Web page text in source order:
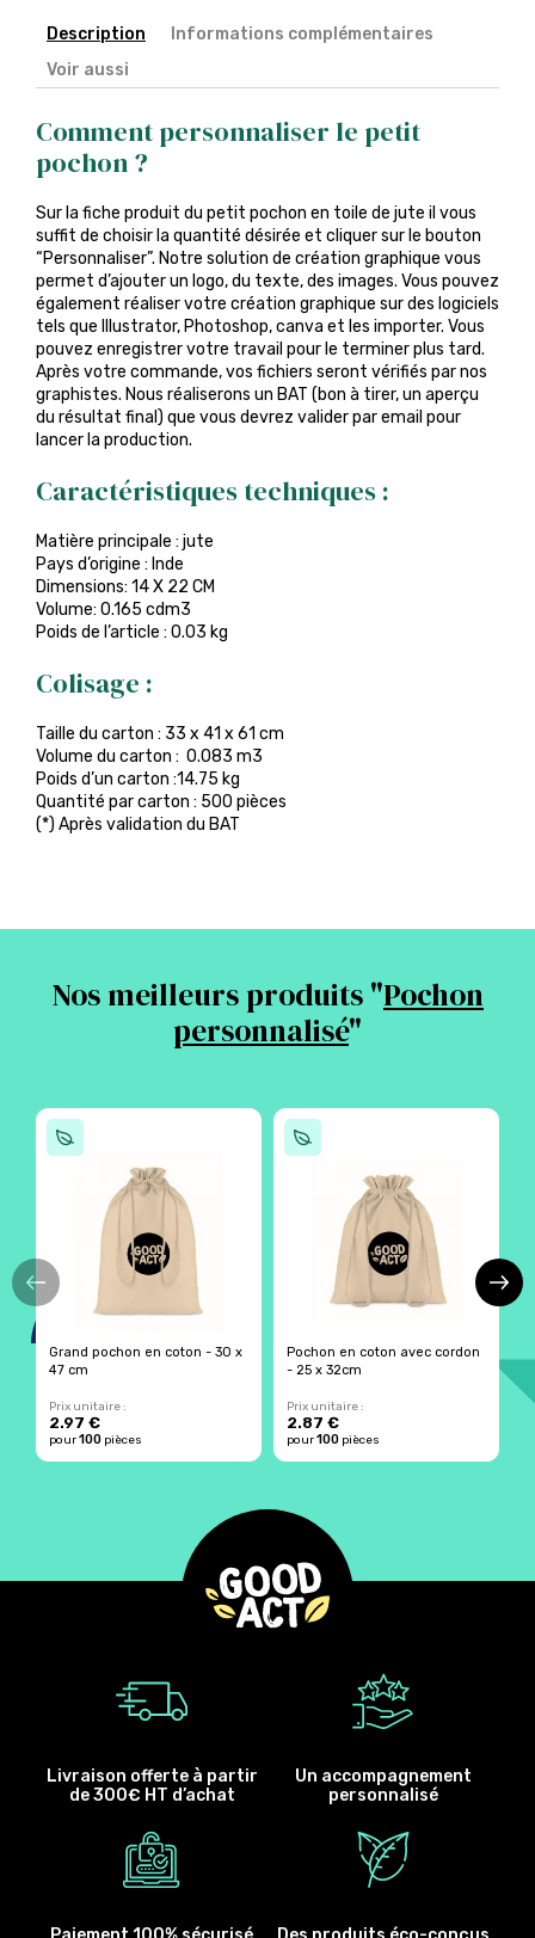
Description
Informations complémentaires
Voir aussi
Comment personnaliser le petit
pochon ?
Sur la fiche produit du petit pochon en toile de jute il vous
suffit de choisir la quantité désirée et cliquer sur le bouton
“Personnaliser”. Notre solution de création graphique vous
permet d’ajouter un logo, du texte, des images. Vous pouvez
également réaliser votre création graphique sur des logiciels
tels que Illustrator, Photoshop, canva et les importer. Vous
pouvez enregistrer votre travail pour le terminer plus tard.
Après votre commande, vos fichiers seront vérifiés par nos
graphistes. Nous réaliserons un BAT (bon à tirer, un aperçu
du résultat final) que vous devrez valider par email pour
lancer la production.
Caractéristiques techniques :
Matière principale : jute
Pays d’origine : Inde
Dimensions: 14 X 22 CM
Volume: 0.165 cdm3
Poids de l’article : 0.03 kg
Colisage :
Taille du carton : 33 x 41 x 61 cm
Volume du carton : 0.083 m3
Poids d’un carton :14.75 kg
Quantité par carton : 500 pièces
(*) Après validation du BAT
Nos meilleurs produits "Pochon
personnalisé"
Grand pochon en coton - 30 x
47 cm
Prix unitaire :
2.97 €
pour100 pièces
Pochon en coton avec cordon
- 25 x 32cm
Prix unitaire :
2.87 €
pour100 pièces
Livraison offerte à partir
de 300€ HT d’achat
Un accompagnement
personnalisé